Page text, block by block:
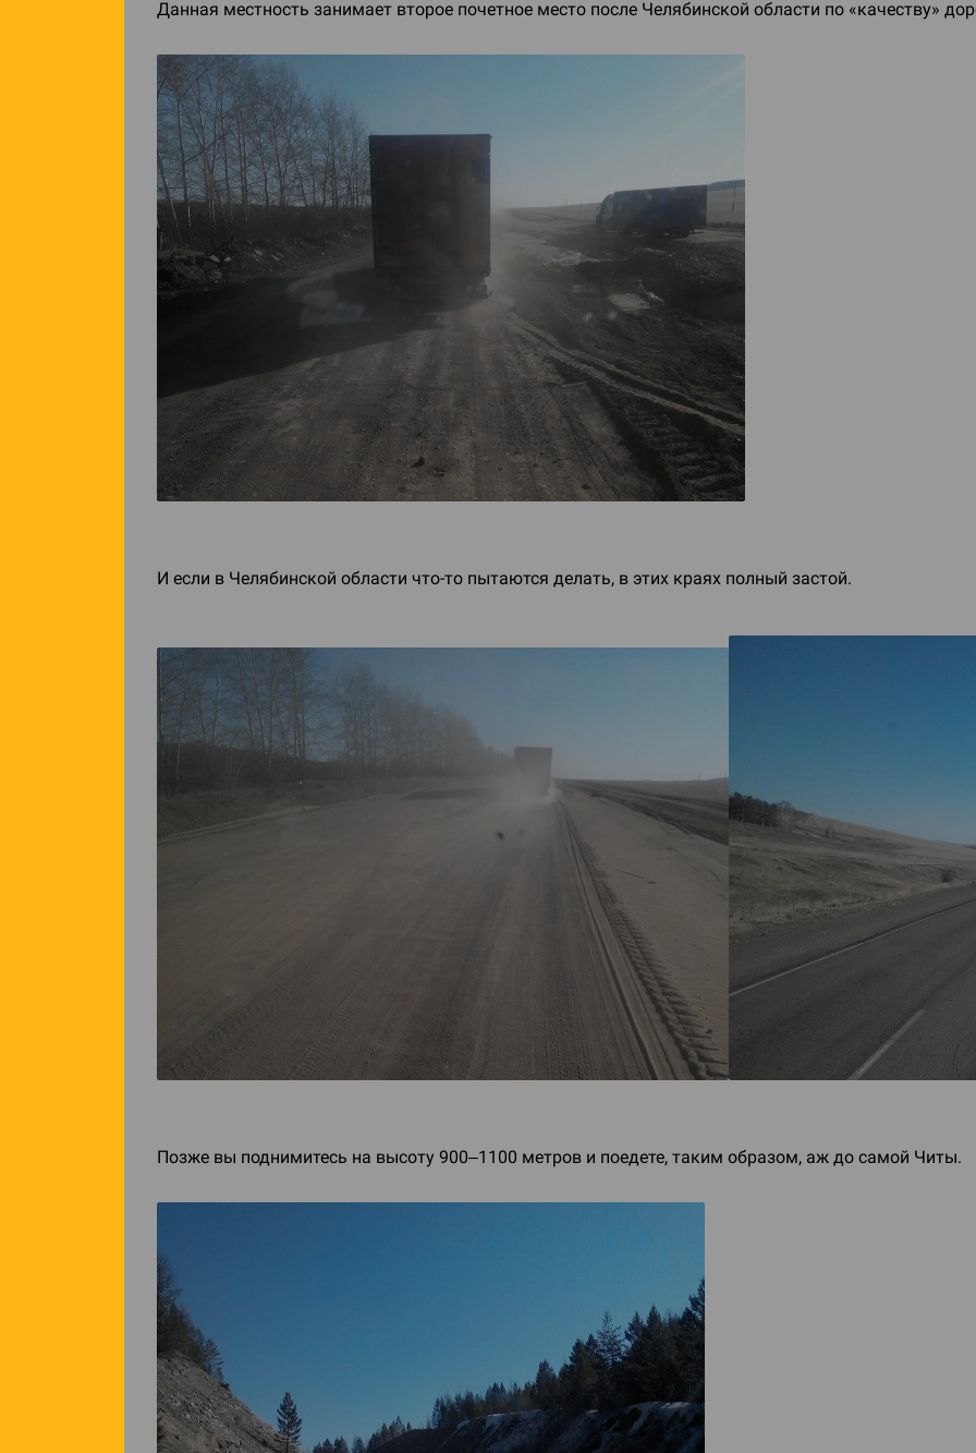
Данная местность занимает второе почетное место после Челябинской области по «качеству»
И если в Челябинской области что-то пытаются делать, в этих краях полный застой.
Позже вы поднимитесь на высоту 900–1100 метров и поедете, таким образом, аж до самой Читы.